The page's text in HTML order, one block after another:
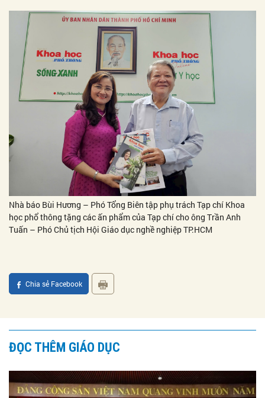
Nhà báo Bùi Hương – Phó Tổng Biên tập phụ trách Tạp chí Khoa
học phổ thông tặng các ấn phẩm của Tạp chí cho ông Trần Anh
Tuấn – Phó Chủ tịch Hội Giáo dục nghề nghiệp TP.HCM
Chia sẻ Facebook
ĐỌC THÊM GIÁO DỤC